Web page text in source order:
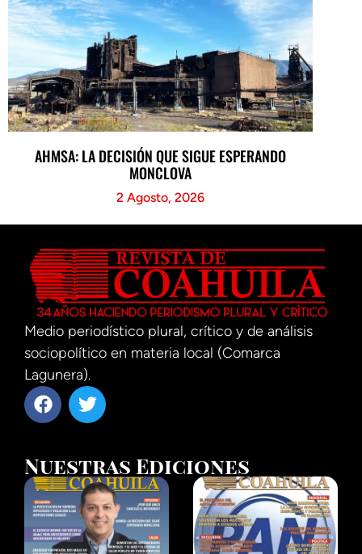
AHMSA: LA DECISIÓN QUE SIGUE ESPERANDO
MONCLOVA
2 Agosto, 2026
Medio periodístico plural, crítico y de análisis
sociopolítico en materia local (Comarca
Lagunera).
Nuestras Ediciones